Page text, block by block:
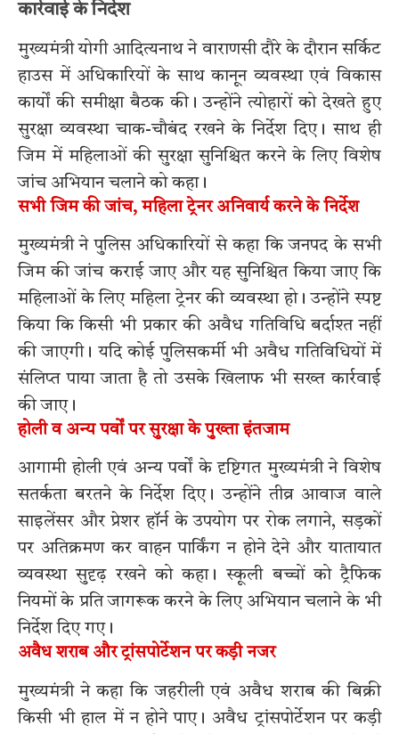
कार्रवाई के निर्देश
मुख्यमंत्री योगी आदित्यनाथ ने वाराणसी दौरे के दौरान सर्किट
हाउस में अधिकारियों के साथ कानून व्यवस्था एवं विकास
कार्यों की समीक्षा बैठक की। उन्होंने त्योहारों को देखते हुए
सुरक्षा व्यवस्था चाक-चौबंद रखने के निर्देश दिए। साथ ही
जिम में महिलाओं की सुरक्षा सुनिश्चित करने के लिए विशेष
जांच अभियान चलाने को कहा।
सभी जिम की जांच, महिला ट्रेनर अनिवार्य करने के निर्देश
मुख्यमंत्री ने पुलिस अधिकारियों से कहा कि जनपद के सभी
जिम की जांच कराई जाए और यह सुनिश्चित किया जाए कि
महिलाओं के लिए महिला ट्रेनर की व्यवस्था हो। उन्होंने स्पष्ट
किया कि किसी भी प्रकार की अवैध गतिविधि बर्दाश्त नहीं
की जाएगी। यदि कोई पुलिसकर्मी भी अवैध गतिविधियों में
संलिप्त पाया जाता है तो उसके खिलाफ भी सख्त कार्रवाई
की जाए।
होली व अन्य पर्वों पर सुरक्षा के पुख्ता इंतजाम
आगामी होली एवं अन्य पर्वों के दृष्टिगत मुख्यमंत्री ने विशेष
सतर्कता बरतने के निर्देश दिए। उन्होंने तीव्र आवाज वाले
साइलेंसर और प्रेशर हॉर्न के उपयोग पर रोक लगाने, सड़कों
पर अतिक्रमण कर वाहन पार्किंग न होने देने और यातायात
व्यवस्था सुदृढ़ रखने को कहा। स्कूली बच्चों को ट्रैफिक
नियमों के प्रति जागरूक करने के लिए अभियान चलाने के भी
निर्देश दिए गए।
अवैध शराब और ट्रांसपोर्टेशन पर कड़ी नजर
मुख्यमंत्री ने कहा कि जहरीली एवं अवैध शराब की बिक्री
किसी भी हाल में न होने पाए। अवैध ट्रांसपोर्टेशन पर कड़ी